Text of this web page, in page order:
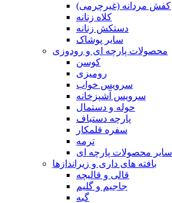
کفش مردانه (غیرچرمی)
کلاه زنانه
دستکش زنانه
سایر پوشاک
محصولات پارچه ای و رودوزی
کوسن
رومیزی
سرویس خواب
سرویس آشپزخانه
حوله و دستمال
پارچه دستباف
سفره قلمکار
ترمه
سایر محصولات پارچه ای
بافته های داری و زیراندازها
قالی و قالیچه
جاجیم و گلیم
گبه